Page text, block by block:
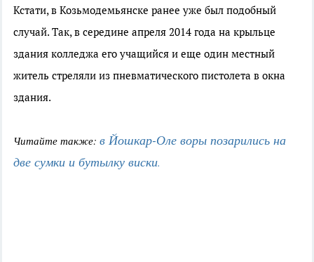
Кстати, в Козьмодемьянске ранее уже был подобный
случай. Так, в середине апреля 2014 года на крыльце
здания колледжа его учащийся и еще один местный
житель стреляли из пневматического пистолета в окна
здания.
Читайте также: в Йошкар-Оле воры позарились на
две сумки и бутылку виски.